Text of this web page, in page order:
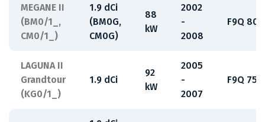
MEGANE II
(BM0/1_,
CM0/1_)
1.9 dCi
(BM0G,
CM0G)
88
kW
2002
-
2008
F9Q 800
LAGUNA II
Grandtour
(KG0/1_)
1.9 dCi
92
kW
2005
-
2007
F9Q 750